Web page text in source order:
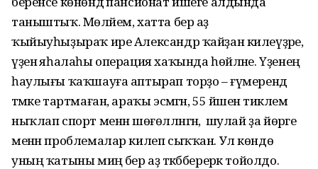
таныштыҡ. Мөләйем, хатта бер аҙ
ҡыйыуһыҙыраҡ ире Александр ҡайҙан килеүҙәре,
үҙенә яһалаһы операция хаҡында һөйләне. Үҙенең
һаулығы ҡаҡшауға аптырап торҙо – ғүмерендә
тәмәке тартмаған, араҡы эсмәгән, 55 йәшенә тиклем
ныҡлап спорт менән шөғөлләнгән, ә шулай ҙа йөрәге
менән проблемалар килеп сыҡҡан. Ул көндө
уның ҡатыны миңә бер аҙ тәкәбберерәк тойолдо.